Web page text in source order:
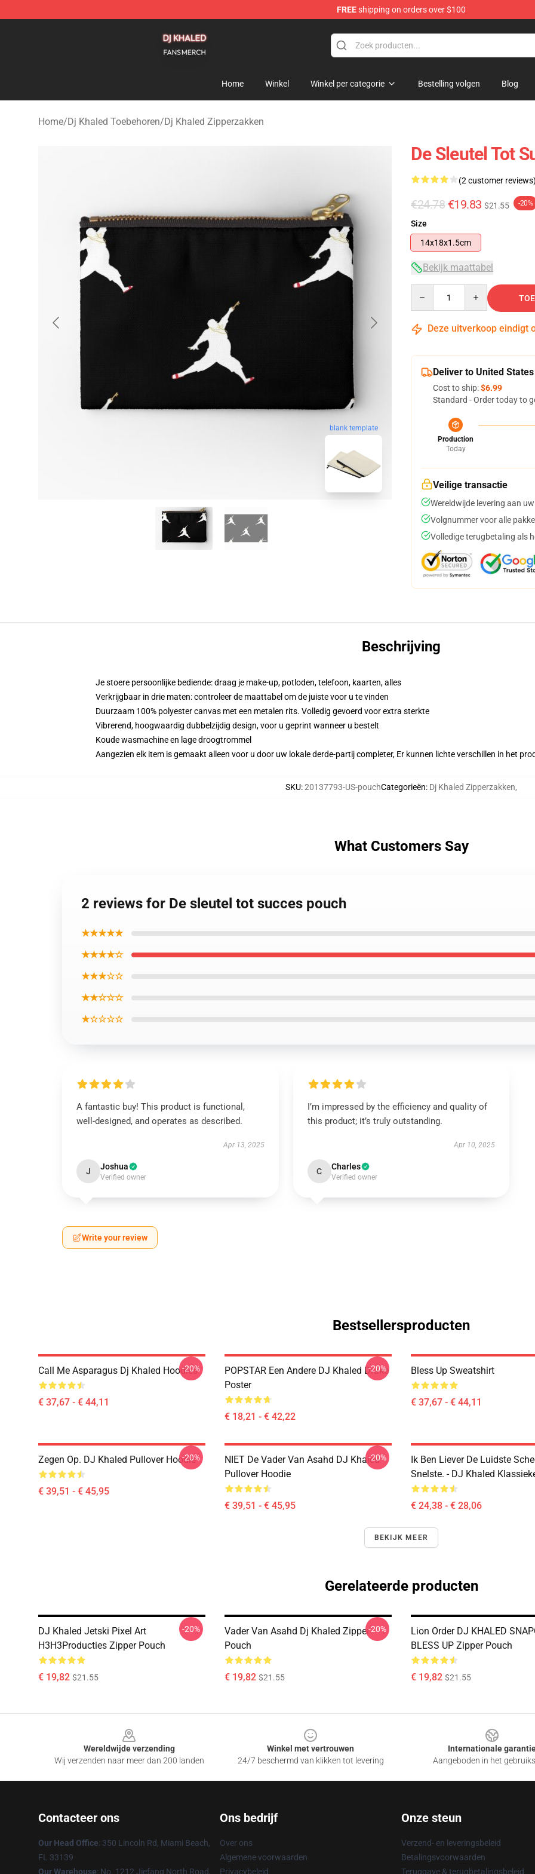
FREEshipping on orders over $100
Home Winkel Winkel per categorie Bestelling volgen Blog
Home/Dj Khaled Toebehoren/Dj Khaled Zipperzakken
blank template
De Sleutel Tot
(2 customer reviews)
€24.78 €19.83 $21.55 -20%
Size
14x18x1.5cm
Bekijk maattabel
Deze uitverkoop eindigt
Deliver to United States
Cost to ship:$6.99
Standard - Order today to
Production
Today
Veilige transactie
Wereldwijde levering aan
Volgnummer voor alle
Volledige terugbetaling als
Beschrijving
Je stoere persoonlijke bediende: draag je make-up, potloden, telefoon, kaarten, alles
Verkrijgbaar in drie maten: controleer de maattabel om de juiste voor u te vinden
Duurzaam 100% polyester canvas met een metalen rits. Volledig gevoerd voor extra sterkte
Vibrerend, hoogwaardig dubbelzijdig design, voor u geprint wanneer u bestelt
Koude wasmachine en lage droogtrommel
Aangezien elk item is gemaakt alleen voor u door uw lokale derde-partij completer, Er kunnen lichte verschillen in het
SKU:20137793-US-pouchCategorieën: Dj Khaled Zipperzakken,
What Customers Say
2 reviews for De sleutel tot succes pouch
★★★★★
★★★★☆
★★★☆☆
★★☆☆☆
★☆☆☆☆
A fantastic buy! This product is functional,
well-designed, and operates as described.
Apr 13, 2025
J Joshua
Verified owner
I’m impressed by the efficiency and quality of
this product; it’s truly outstanding.
Apr 10, 2025
C Charles
Verified owner
Write your review
Bestsellersproducten
Call Me Asparagus Dj Khaled Hoodies
€ 37,67 - € 44,11
-20%
POPSTAR Een Andere DJ Khaled Drake
Poster
€ 18,21 - € 42,22
-20% Bless Up Sweatshirt
€ 37,67 - € 44,11
Zegen Op. DJ Khaled Pullover Hoodie
€ 39,51 - € 45,95
-20%
NIET De Vader Van Asahd DJ Khaled
Pullover Hoodie
€ 39,51 - € 45,95
-20%
Ik Ben Liever De Luidste
Snelste. - DJ Khaled
€ 24,38 - € 28,06
BEKIJK MEER
Gerelateerde producten
DJ Khaled Jetski Pixel Art
H3H3Producties Zipper Pouch
€ 19,82 $21.55
-20%
Vader Van Asahd Dj Khaled Zipper
Pouch
€ 19,82 $21.55
-20%
Lion Order DJ KHALED
BLESS UP Zipper Pouch
€ 19,82 $21.55
Wereldwijde verzending
Wij verzenden naar meer dan 200 landen
Winkel met vertrouwen
24/7 beschermd van klikken tot levering
Internationale
Aangeboden in het
Contacteer ons
Our Head Office: 350 Lincoln Rd, Miami Beach,
FL 33139
Our Warehouse: No. 1212 Jiefang North Road,
Ons bedrijf
Over ons
Algemene voorwaarden
Privacybeleid
Onze steun
Verzend- en leveringsbeleid
Betalingsvoorwaarden
Teruggave & terugbetalingsbeleid